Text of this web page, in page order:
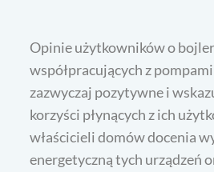
Opinie użytkowników o
współpracujących z pompami
zazwyczaj pozytywne i
korzyści płynących z ich
właścicieli domów docenia
energetyczną tych urządzeń